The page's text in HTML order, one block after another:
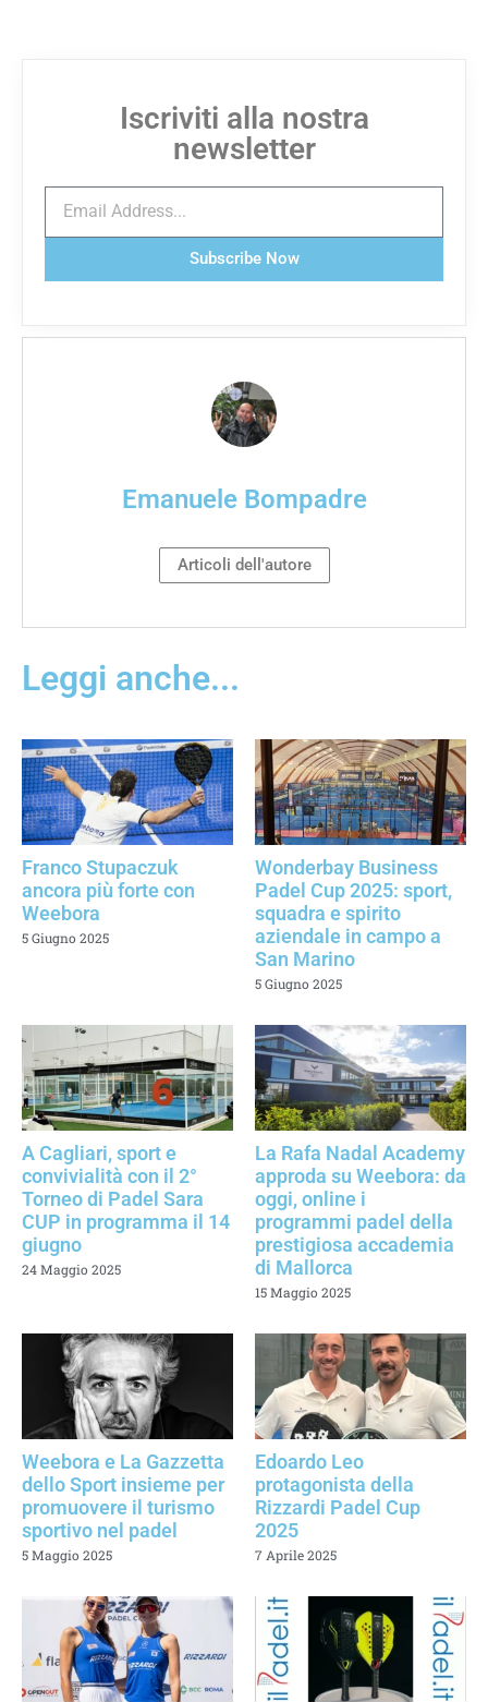
Iscriviti alla nostra
newsletter
Subscribe Now
Emanuele Bompadre
Articoli dell'autore
Leggi anche...
Franco Stupaczuk
ancora più forte con
Weebora
5 Giugno 2025
Wonderbay Business
Padel Cup 2025: sport,
squadra e spirito
aziendale in campo a
San Marino
5 Giugno 2025
A Cagliari, sport e
convivialità con il 2°
Torneo di Padel Sara
CUP in programma il 14
giugno
24 Maggio 2025
La Rafa Nadal Academy
approda su Weebora: da
oggi, online i
programmi padel della
prestigiosa accademia
di Mallorca
15 Maggio 2025
Weebora e La Gazzetta
dello Sport insieme per
promuovere il turismo
sportivo nel padel
5 Maggio 2025
Edoardo Leo
protagonista della
Rizzardi Padel Cup
2025
7 Aprile 2025